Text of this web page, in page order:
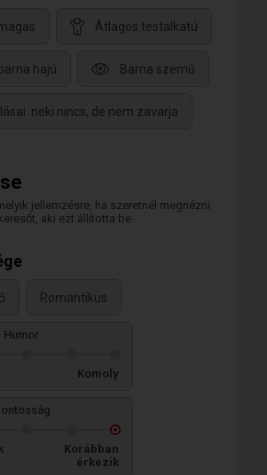
Átlagos testalkatú
hajú Barna szemű
neki nincs, de nem zavarja
jellemzésre, ha szeretnél megnézni
aki ezt állította be.
Romantikus
Humor
Komoly
Korábban
érkezik